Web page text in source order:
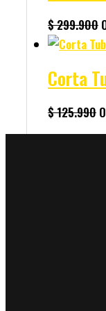
$299.900
Corta
$125.990